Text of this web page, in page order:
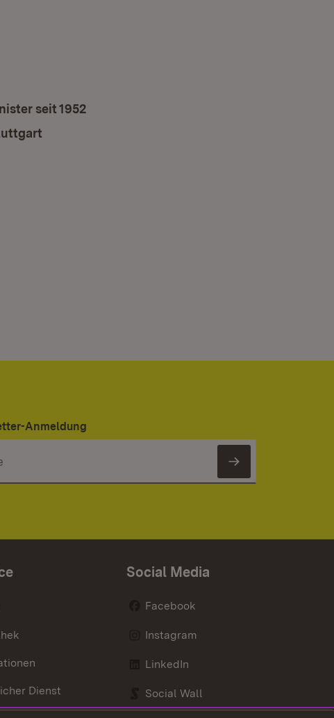
seit 1952
Anmeldung
Newsletter
Dienst
Social Media
Facebook
Instagram
LinkedIn
Social Wall